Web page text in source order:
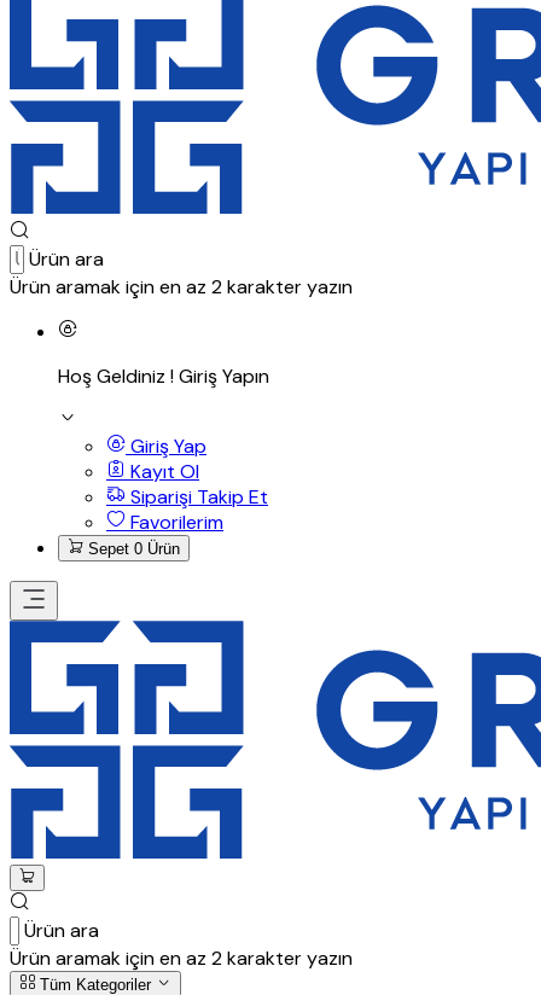
Ürün ara
Ürün aramak için en az 2 karakter yazın
Hoş Geldiniz !Giriş Yapın
Giriş Yap
Kayıt Ol
Siparişi Takip Et
Favorilerim
Sepet 0 Ürün
Ürün ara
Ürün aramak için en az 2 karakter yazın
Tüm Kategoriler